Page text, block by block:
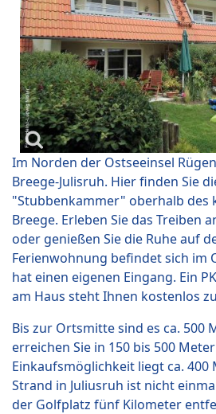
Im Norden der Ostseeinsel
Breege-Julisruh. Hier finden Sie
"Stubbenkammer" oberhalb des
Breege. Erleben Sie das Treiben
oder genießen Sie die Ruhe auf
Ferienwohnung befindet sich im
hat einen eigenen Eingang. Ein
am Haus steht Ihnen kostenlos
Bis zur Ortsmitte sind es ca. 500
erreichen Sie in 150 bis 500
Einkaufsmöglichkeit liegt ca. 400
Strand in Juliusruh ist nicht
der Golfplatz fünf Kilometer